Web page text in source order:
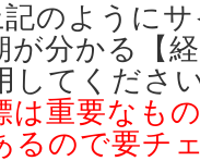
のように
が分かる【
してくださ
は重要なも
るので要チ